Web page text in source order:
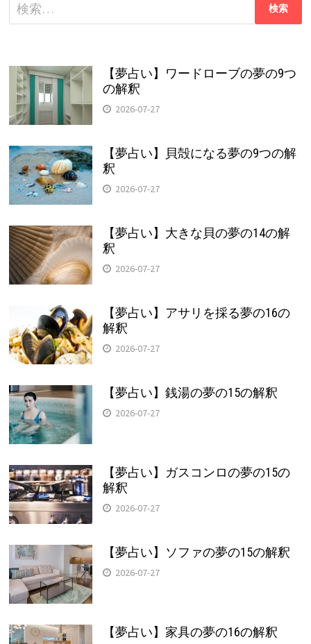
索:
【夢占い】ワードローブの夢の9つ
の解釈
2026-07-27
【夢占い】貝殻になる夢の9つの解
釈
2026-07-27
【夢占い】大きな貝の夢の14の解
釈
2026-07-27
【夢占い】アサリを採る夢の16の
解釈
2026-07-27
【夢占い】銭湯の夢の15の解釈
2026-07-27
【夢占い】ガスコンロの夢の15の
解釈
2026-07-27
【夢占い】ソファの夢の15の解釈
2026-07-27
【夢占い】家具の夢の16の解釈